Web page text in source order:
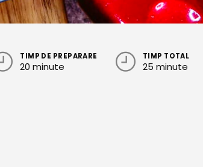
TIMP DE PREPARARE
20 minute
TIMP TOTAL
25 minute